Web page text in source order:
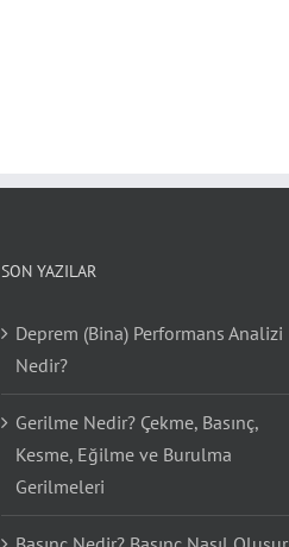
SON YAZILAR
Deprem (Bina) Performans Analizi
Nedir?
Gerilme Nedir? Çekme, Basınç,
Kesme, Eğilme ve Burulma
Gerilmeleri